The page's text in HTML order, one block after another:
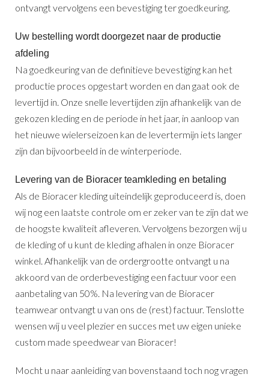
ontvangt vervolgens een bevestiging ter goedkeuring.
Uw bestelling wordt doorgezet naar de productie
afdeling
Na goedkeuring van de definitieve bevestiging kan het
productie proces opgestart worden en dan gaat ook de
levertijd in. Onze snelle levertijden zijn afhankelijk van de
gekozen kleding en de periode in het jaar, in aanloop van
het nieuwe wielerseizoen kan de levertermijn iets langer
zijn dan bijvoorbeeld in de winterperiode.
Levering van de Bioracer teamkleding en betaling
Als de Bioracer kleding uiteindelijk geproduceerd is, doen
wij nog een laatste controle om er zeker van te zijn dat we
de hoogste kwaliteit afleveren. Vervolgens bezorgen wij u
de kleding of u kunt de kleding afhalen in onze Bioracer
winkel. Afhankelijk van de ordergrootte ontvangt u na
akkoord van de orderbevestiging een factuur voor een
aanbetaling van 50%. Na levering van de Bioracer
teamwear ontvangt u van ons de (rest) factuur. Tenslotte
wensen wij u veel plezier en succes met uw eigen unieke
custom made speedwear van Bioracer!
Mocht u naar aanleiding van bovenstaand toch nog vragen